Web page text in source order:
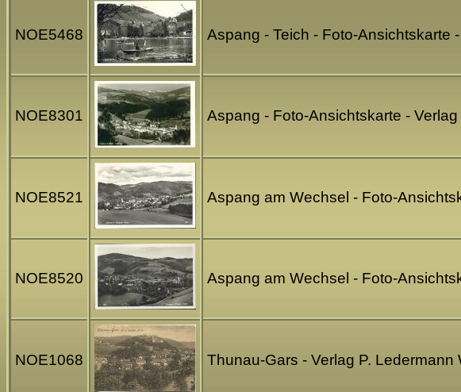
NOE5468 Aspang - Teich - Foto-Ansichtskarte
NOE8301 Aspang - Foto-Ansichtskarte -
NOE8521 Aspang am Wechsel - Foto-
NOE8520 Aspang am Wechsel - Foto-
NOE1068 Thunau-Gars - Verlag P. Ledermann